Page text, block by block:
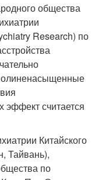
общества
Research) по
эффект считается
Китайского
Тайвань),
по